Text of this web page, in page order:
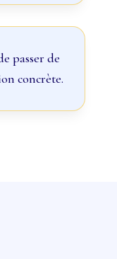
passer de
concrète.